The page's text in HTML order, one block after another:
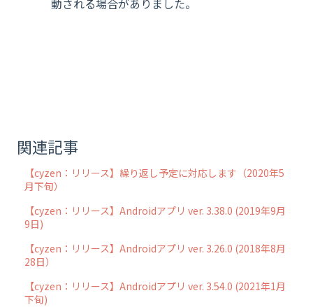
関連記事
【cyzen：リリース】繰り返し予定に対応します（2020年5
月下旬）
【cyzen：リリース】Androidアプリ ver. 3.38.0 (2019年9月
9日)
【cyzen：リリース】Androidアプリ ver. 3.26.0 (2018年8月
28日）
【cyzen：リリース】Androidアプリ ver. 3.54.0 (2021年1月
下旬)